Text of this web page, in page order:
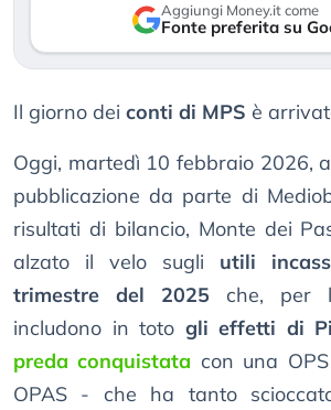
Aggiungi Money.it come
Fonte preferita su
Il giorno dei conti di MPS è
Oggi, martedì 10 febbraio 2026,
pubblicazione da parte di
risultati di bilancio, Monte dei
alzato il velo sugli utili
trimestre del 2025 che, per
includono in toto gli effetti di
preda conquistata con una
OPAS - che ha tanto